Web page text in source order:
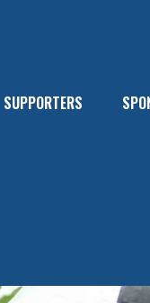
SUPPORTERS